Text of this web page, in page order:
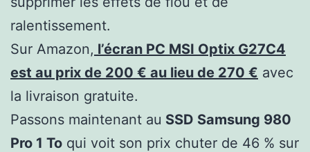
ralentissement.
Sur Amazon, l’écran PC MSI Optix G27C4
est au prix de 200 € au lieu de 270 € avec
la livraison gratuite.
Passons maintenant au SSD Samsung 980
Pro 1 To qui voit son prix chuter de 46 % sur